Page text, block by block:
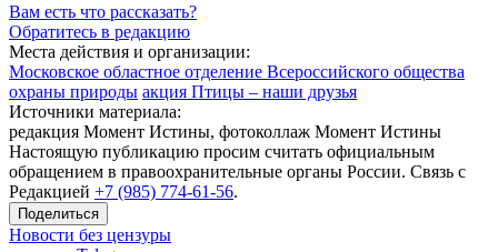
Вам есть что рассказать?
Обратитесь в редакцию
Места действия и организации:
Московское областное отделение Всероссийского общества
охраны природы акция Птицы – наши друзья
Источники материала:
редакция Момент Истины, фотоколлаж Момент Истины
Настоящую публикацию просим считать официальным
обращением в правоохранительные органы России. Связь с
Редакцией +7 (985) 774-61-56.
Поделиться
Новости без цензуры